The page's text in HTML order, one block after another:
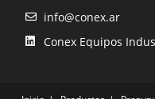
info@conex.ar
Conex Equipos